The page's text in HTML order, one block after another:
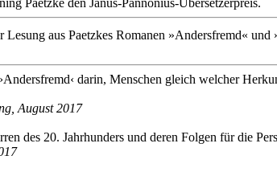
aus Paetzkes Romanen »Andersfremd« und
darin, Menschen gleich welcher
August 2017
des 20. Jahrhunders und deren Folgen für die